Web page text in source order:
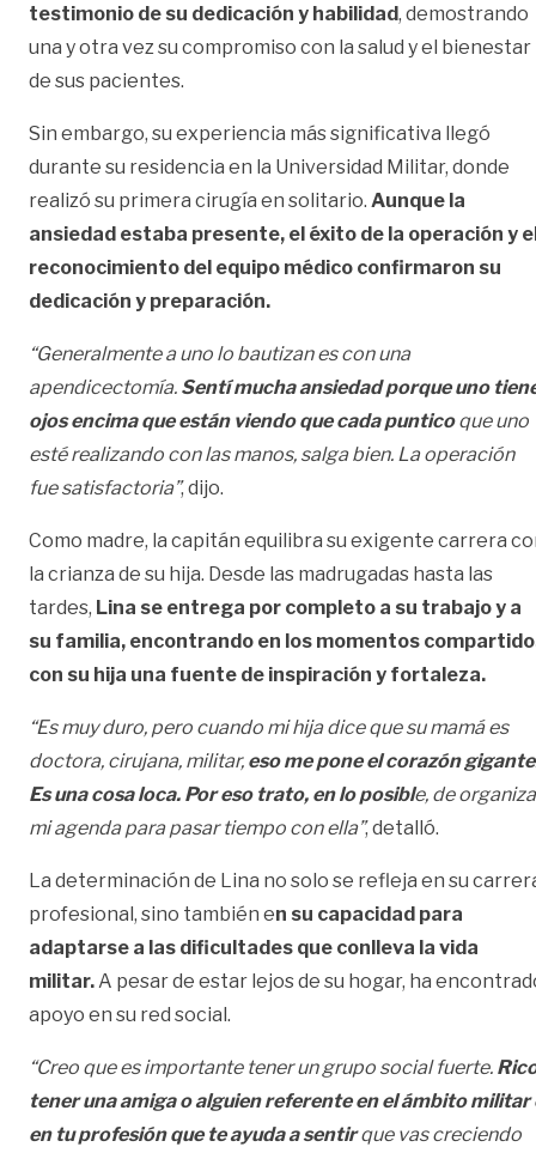
testimonio de su dedicación y habilidad, demostrando
una y otra vez su compromiso con la salud y el bienestar
de sus pacientes.
Sin embargo, su experiencia más significativa llegó
durante su residencia en la Universidad Militar, donde
realizó su primera cirugía en solitario. Aunque la
ansiedad estaba presente, el éxito de la operación y
reconocimiento del equipo médico confirmaron su
dedicación y preparación.
“Generalmente a uno lo bautizan es con una
apendicectomía. Sentí mucha ansiedad porque uno
ojos encima que están viendo que cada punticoque uno
esté realizando con las manos, salga bien. La operación
fue satisfactoria”, dijo.
Como madre, la capitán equilibra su exigente carrera
la crianza de su hija. Desde las madrugadas hasta las
tardes, Lina se entrega por completo a su trabajo y a
su familia, encontrando en los momentos
con su hija una fuente de inspiración y fortaleza.
“Es muy duro, pero cuando mi hija dice que su mamá es
doctora, cirujana, militar, eso me pone el corazón
Es una cosa loca. Por eso trato, en lo posible, de
mi agenda para pasar tiempo con ella”, detalló.
La determinación de Lina no solo se refleja en su
profesional, sino también en su capacidad para
adaptarse a las dificultades que conlleva la vida
militar. A pesar de estar lejos de su hogar, ha
apoyo en su red social.
“Creo que es importante tener un grupo social fuerte.
tener una amiga o alguien referente en el ámbito militar
en tu profesión que te ayuda a sentirque vas creciendo